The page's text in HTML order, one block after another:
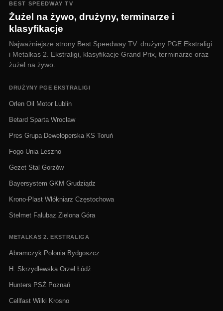
BEST SPEEDWAY TV
Żużel na żywo, drużyny, terminarze i
klasyfikacje
Najważniejsze strony Best Speedway TV: drużyny PGE Ekstraligi
i Metalkas 2. Ekstraligi, klasyfikacje Grand Prix, terminarze oraz
żużel na żywo.
DRUŻYNY PGE EKSTRALIGI
Orlen Oil Motor Lublin
Betard Sparta Wrocław
Pres Grupa Deweloperska KS Toruń
Fogo Unia Leszno
Gezet Stal Gorzów
Bayersystem GKM Grudziądz
Krono-Plast Włókniarz Częstochowa
Stelmet Falubaz Zielona Góra
METALKAS 2. EKSTRALIGA
Abramczyk Polonia Bydgoszcz
H. Skrzydlewska Orzeł Łódź
Hunters PSŻ Poznań
Cellfast Wilki Krosno